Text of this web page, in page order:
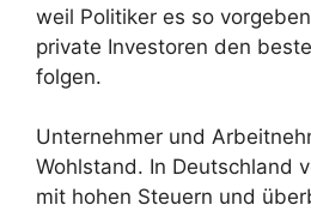
weil Politiker es so
private Investoren den
folgen.
Unternehmer und
Wohlstand. In Deutschland
mit hohen Steuern und